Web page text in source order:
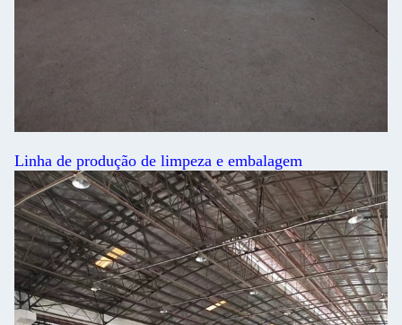
Linha de produção de limpeza e embalagem